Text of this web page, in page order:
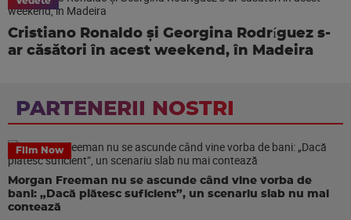
Cristiano Ronaldo și Georgina Rodríguez s-
ar căsători în acest weekend, în Madeira
PARTENERII NOSTRI
Film Now
Morgan Freeman nu se ascunde când vine vorba de
bani: „Dacă plătesc suficient”, un scenariu slab nu mai
contează